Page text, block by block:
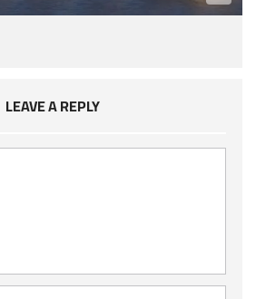
LEAVE A REPLY